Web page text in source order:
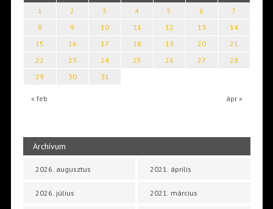
« feb ápr »
1 2 3 4 5 6
7
8
9 10 11 12 13
14
15
16 17 18 19 20
21
22
23 24 25 26 27
28
29
30 31
Archívum
2026. augusztus
2026. július
2021. április
2021. március